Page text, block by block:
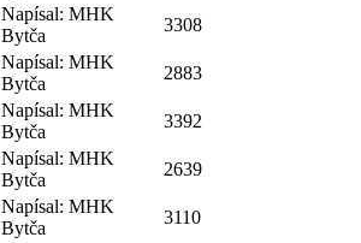
Napísal: MHK
Bytča
3308
Napísal: MHK
Bytča
2883
Napísal: MHK
Bytča
3392
Napísal: MHK
Bytča
2639
Napísal: MHK
Bytča
3110